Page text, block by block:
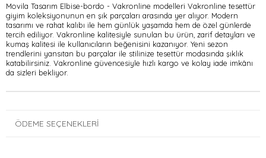
Movila Tasarım Elbise-bordo - Vakronline modelleri Vakronline tesettür
giyim koleksiyonunun en şık parçaları arasında yer alıyor. Modern
tasarımı ve rahat kalıbı ile hem günlük yaşamda hem de özel günlerde
tercih ediliyor. Vakronline kalitesiyle sunulan bu ürün, zarif detayları ve
kumaş kalitesi ile kullanıcıların beğenisini kazanıyor. Yeni sezon
trendlerini yansıtan bu parçalar ile stilinize tesettür modasında şıklık
katabilirsiniz. Vakronline güvencesiyle hızlı kargo ve kolay iade imkânı
da sizleri bekliyor.
ÖDEME SEÇENEKLERI